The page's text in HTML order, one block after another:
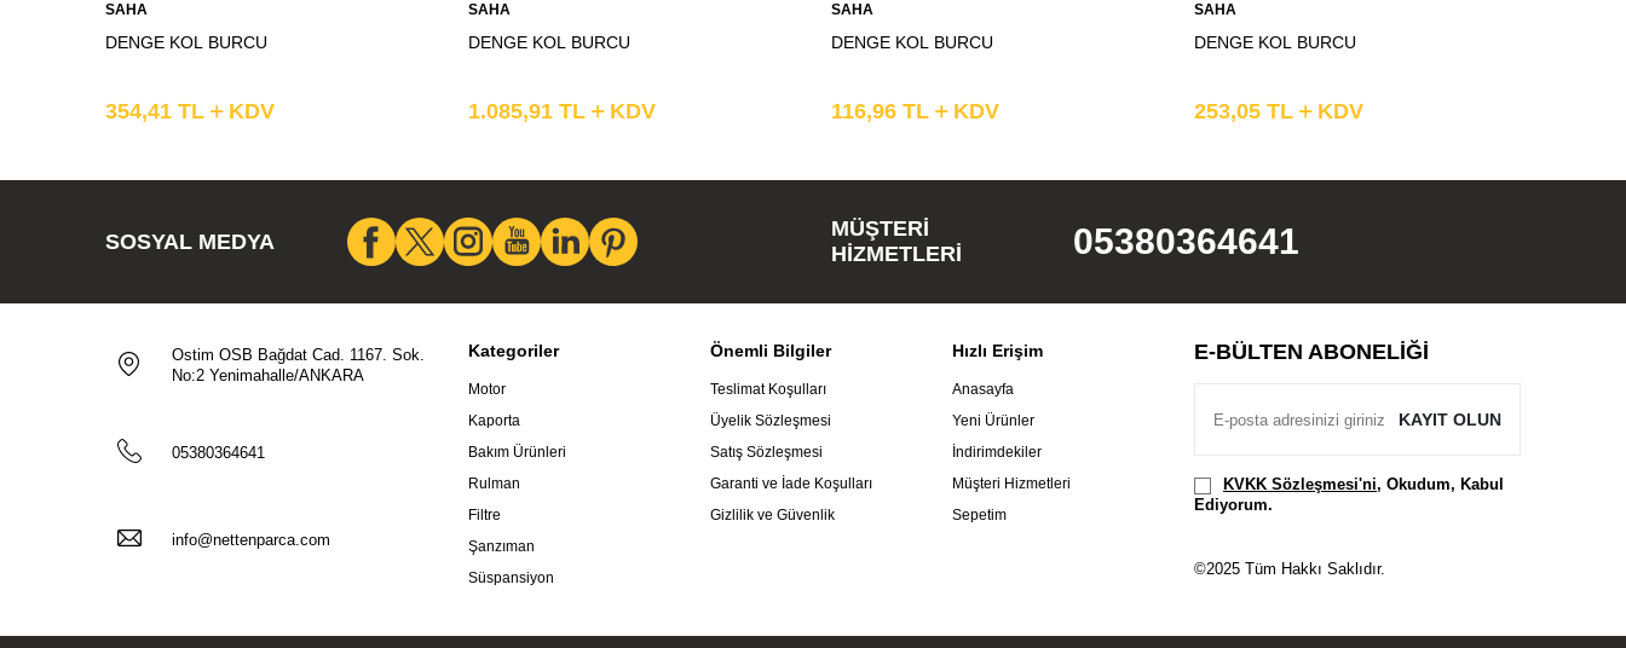
SAHA
DENGE KOL BURCU
354,41 TL KDV
SAHA
DENGE KOL BURCU
1.085,91 TL KDV
SAHA
DENGE KOL BURCU
116,96 TL KDV
SAHA
DENGE KOL BURCU
253,05 TL KDV
SOSYAL MEDYA
MÜŞTERI
HIZMETLERI
05380364641
Ostim OSB Bağdat Cad. 1167. Sok.
No:2 Yenimahalle/ANKARA
05380364641
info@nettenparca.com
Kategoriler
Motor
Kaporta
Bakım Ürünleri
Rulman
Filtre
Şanzıman
Süspansiyon
Önemli Bilgiler
Teslimat Koşulları
Üyelik Sözleşmesi
Satış Sözleşmesi
Garanti ve İade Koşulları
Gizlilik ve Güvenlik
Hızlı Erişim
Anasayfa
Yeni Ürünler
İndirimdekiler
Müşteri Hizmetleri
Sepetim
E-BÜLTEN ABONELIĞI
KAYIT OLUN
KVKK Sözleşmesi'ni, Okudum, Kabul
Ediyorum.
©2025 Tüm Hakkı Saklıdır.